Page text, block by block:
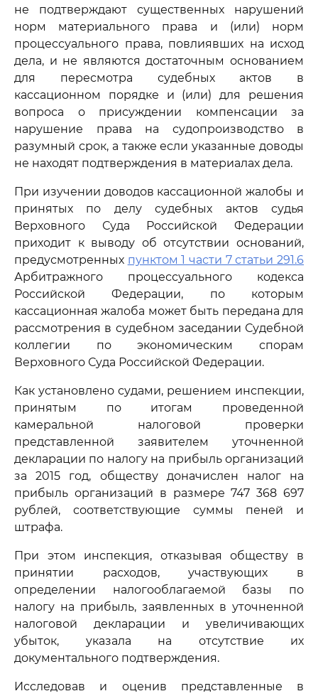
не подтверждают существенных нарушений
норм материального права и (или) норм
процессуального права, повлиявших на исход
дела, и не являются достаточным основанием
для пересмотра судебных актов в
кассационном порядке и (или) для решения
вопроса о присуждении компенсации за
нарушение права на судопроизводство в
разумный срок, а также если указанные доводы
не находят подтверждения в материалах дела.
При изучении доводов кассационной жалобы и
принятых по делу судебных актов судья
Верховного Суда Российской Федерации
приходит к выводу об отсутствии оснований,
предусмотренных пунктом 1 части 7 статьи 291.6
Арбитражного процессуального кодекса
Российской Федерации, по которым
кассационная жалоба может быть передана для
рассмотрения в судебном заседании Судебной
коллегии по экономическим спорам
Верховного Суда Российской Федерации.
Как установлено судами, решением инспекции,
принятым по итогам проведенной
камеральной налоговой проверки
представленной заявителем уточненной
декларации по налогу на прибыль организаций
за 2015 год, обществу доначислен налог на
прибыль организаций в размере 747 368 697
рублей, соответствующие суммы пеней и
штрафа.
При этом инспекция, отказывая обществу в
принятии расходов, участвующих в
определении налогооблагаемой базы по
налогу на прибыль, заявленных в уточненной
налоговой декларации и увеличивающих
убыток, указала на отсутствие их
документального подтверждения.
Исследовав и оценив представленные в